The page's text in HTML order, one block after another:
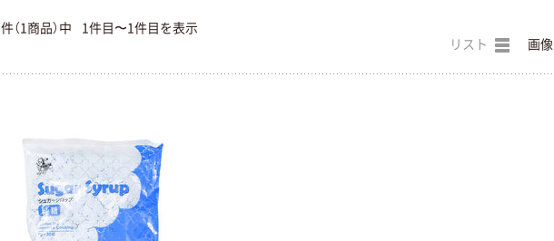
件（1商品）中 1件目〜1件目を表示
リスト 画像